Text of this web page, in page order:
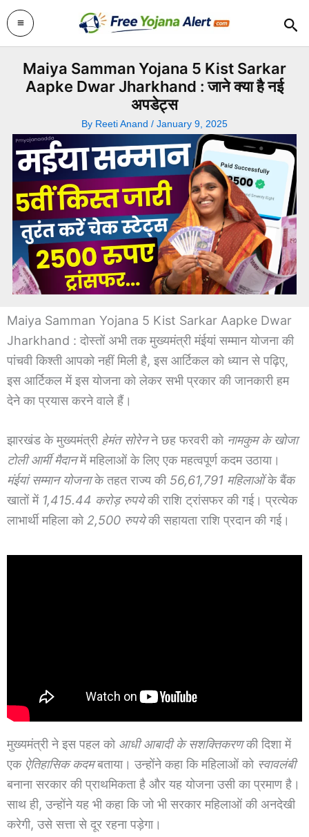
Skip
to
content
Maiya Samman Yojana 5 Kist Sarkar
Aapke Dwar Jharkhand : जाने क्या है नई
अपडेट्स
By Reeti Anand / January 9, 2025
Maiya Samman Yojana 5 Kist Sarkar Aapke Dwar
Jharkhand : दोस्तों अभी तक मुख्यमंत्री मंईयां सम्मान योजना की
पांचवी किश्ती आपको नहीं मिली है, इस आर्टिकल को ध्यान से पढ़िए,
इस आर्टिकल में इस योजना को लेकर सभी प्रकार की जानकारी हम
देने का प्रयास करने वाले हैं।
झारखंड के मुख्यमंत्री हेमंत सोरेनने छह फरवरी को नामकुम के खोजा
टोली आर्मी मैदानमें महिलाओं के लिए एक महत्वपूर्ण कदम उठाया।
मंईयां सम्मान योजनाके तहत राज्य की 56,61,791 महिलाओंके बैंक
खातों में 1,415.44 करोड़ रुपयेकी राशि ट्रांसफर की गई। प्रत्येक
लाभार्थी महिला को2,500 रुपयेकी सहायता राशि प्रदान की गई।
मुख्यमंत्री ने इस पहल को आधी आबादी के सशक्तिकरणकी दिशा में
एक ऐतिहासिक कदमबताया। उन्होंने कहा कि महिलाओं को स्वावलंबी
बनाना सरकार की प्राथमिकता है और यह योजना उसी का प्रमाण है।
साथ ही, उन्होंने यह भी कहा कि जो भी सरकार महिलाओं की अनदेखी
करेगी, उसे सत्ता से दूर रहना पड़ेगा।